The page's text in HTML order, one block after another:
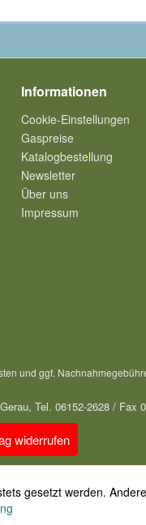
Informationen
Cookie-Einstellungen
Gaspreise
Katalogbestellung
Newsletter
Über uns
Impressum
und ggf.
Tel. 06152-2628 / Fax
widerrufen
gesetzt werden.